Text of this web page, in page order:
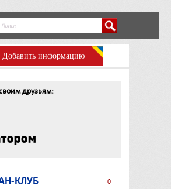
Добавить информацию
друзьям:
КЛУБ 0